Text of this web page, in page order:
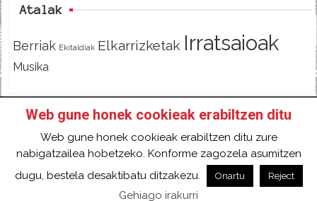
Atalak
Berriak Ekitaldiak Elkarrizketak Irratsaioak
Musika
HASIERA IZAN IRRATIKIDE!
FACEBOOK
TWITTER
HARREMANETARAKO SARRERA
2018 Gure eduki guztiak Creative Commons
Aitortu 4.0 Nazioartekoa Baimen baten mende
Web gune honek cookieak erabiltzen ditu
Web gune honek cookieak erabiltzen ditu zure
nabigatzailea hobetzeko. Konforme zagozela asumitzen
dugu, bestela desaktibatu ditzakezu.
Onartu Reject
Gehiago irakurri